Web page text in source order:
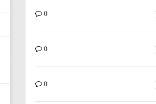
0
0
0